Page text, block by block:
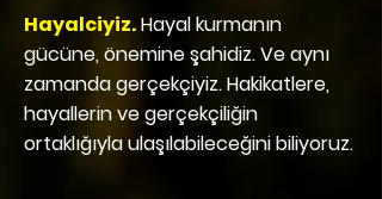
Hayalciyiz.Hayal kurmanın
gücüne, önemine şahidiz. Ve aynı
zamanda gerçekçiyiz. Hakikatlere,
hayallerin ve gerçekçiliğin
ortaklığıyla ulaşılabileceğini biliyoruz.